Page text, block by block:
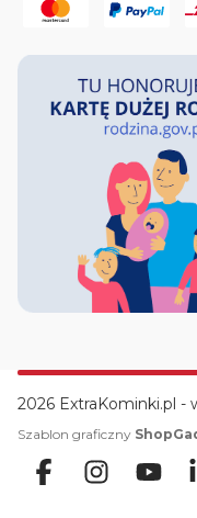
2026 ExtraKominki.pl -
Szablon graficzny